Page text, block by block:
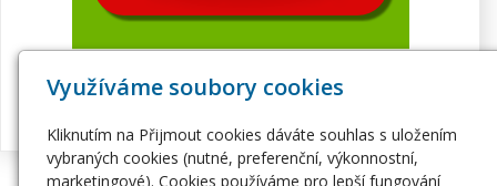
Využíváme soubory cookies
Kliknutím na Přijmout cookies dáváte souhlas s uložením
vybraných cookies (nutné, preferenční, výkonnostní,
marketingové). Cookies používáme pro lepší fungování